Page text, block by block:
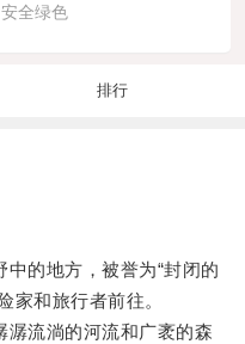
全绿色
排行
的地方，被誉为“封闭的
家和旅行者前往。
流淌的河流和广袤的森